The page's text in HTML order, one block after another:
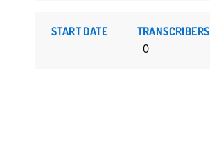
START DATE TRANSCRIBERS
0